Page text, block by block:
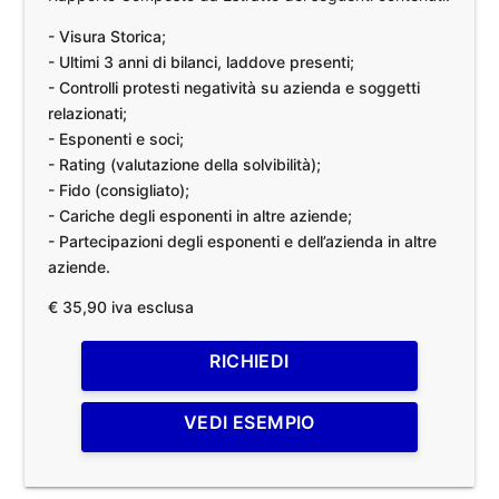
- Visura Storica;
- Ultimi 3 anni di bilanci, laddove presenti;
- Controlli protesti negatività su azienda e soggetti
relazionati;
- Esponenti e soci;
- Rating (valutazione della solvibilità);
- Fido (consigliato);
- Cariche degli esponenti in altre aziende;
- Partecipazioni degli esponenti e dell’azienda in altre
aziende.
€ 35,90 iva esclusa
RICHIEDI
VEDI ESEMPIO